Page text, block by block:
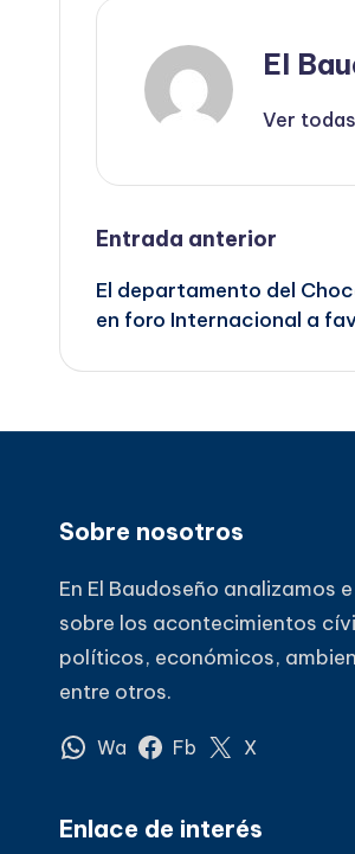
El
Ver
Navegación
de
entradas
Entrada anterior
El departamento del
en foro Internacional a
Sobre nosotros
En El Baudoseño analizamos
sobre los acontecimientos
políticos, económicos,
entre otros.
Wa Fb X
Enlace de interés